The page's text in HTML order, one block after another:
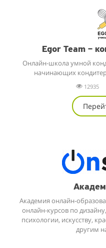
Egor Team –
Онлайн-школа умной
начинающих
12935
Академия онлайн-
онлайн-курсов по
психологии, искусству,
другим